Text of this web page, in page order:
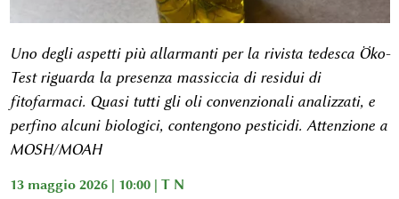
Uno degli aspetti più allarmanti per la rivista tedesca Öko-
Test riguarda la presenza massiccia di residui di
fitofarmaci. Quasi tutti gli oli convenzionali analizzati, e
perfino alcuni biologici, contengono pesticidi. Attenzione a
MOSH/MOAH
13 maggio 2026 | 10:00 | T N